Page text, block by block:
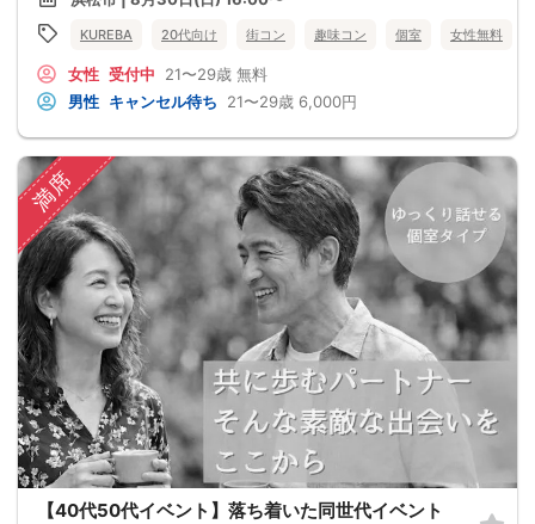
KUREBA 20代向け 街コン 趣味コン 個室 女性無料
女性 受付中 21〜29歳 無料
男性 キャンセル待ち 21〜29歳 6,000円
満席
【40代50代イベント】落ち着いた同世代イベント